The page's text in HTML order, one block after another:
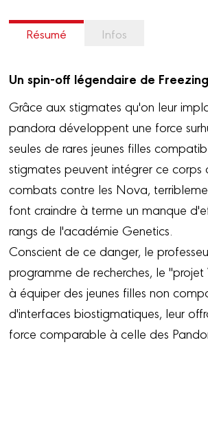
Résumé Infos
Un spin-off légendaire de
Grâce aux stigmates qu'on leur
pandora développent une force
seules de rares jeunes filles
stigmates peuvent intégrer ce corps
combats contre les Nova,
font craindre à terme un manque
rangs de l'académie Genetics.
Conscient de ce danger, le
programme de recherches, le "projet
à équiper des jeunes filles non
d'interfaces biostigmatiques, leur
force comparable à celle des